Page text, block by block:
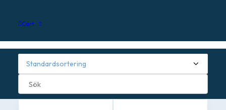
Cart